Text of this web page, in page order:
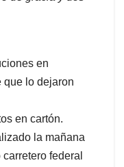
en
que lo dejaron
en cartón.
la mañana
federal